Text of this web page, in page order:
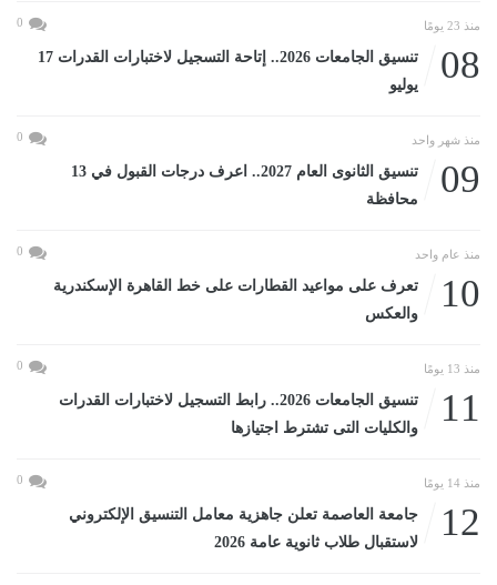
منذ 23 يومًا 0
08
تنسيق الجامعات 2026.. إتاحة التسجيل لاختبارات القدرات 17
يوليو
منذ شهر واحد 0
09
تنسيق الثانوى العام 2027.. اعرف درجات القبول في 13
محافظة
منذ عام واحد 0
10
تعرف على مواعيد القطارات على خط القاهرة الإسكندرية
والعكس
منذ 13 يومًا 0
11
تنسيق الجامعات 2026.. رابط التسجيل لاختبارات القدرات
والكليات التى تشترط اجتيازها
منذ 14 يومًا 0
12
جامعة العاصمة تعلن جاهزية معامل التنسيق الإلكتروني
لاستقبال طلاب ثانوية عامة 2026